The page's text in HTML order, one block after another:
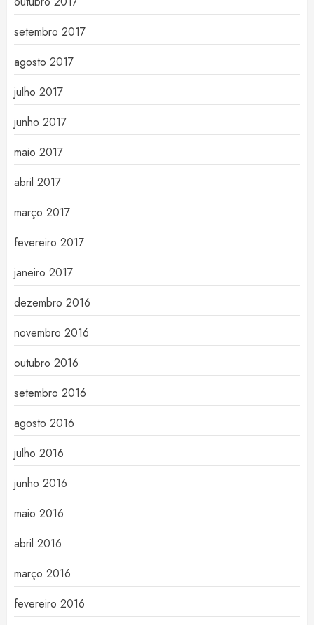
setembro 2017
agosto 2017
julho 2017
junho 2017
maio 2017
abril 2017
março 2017
fevereiro 2017
janeiro 2017
dezembro 2016
novembro 2016
outubro 2016
setembro 2016
agosto 2016
julho 2016
junho 2016
maio 2016
abril 2016
março 2016
fevereiro 2016